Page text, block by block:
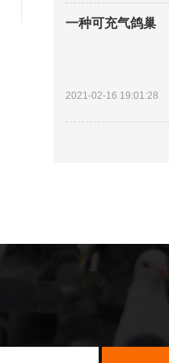
一种可充气鸽巢
2021-02-16 19:01:28